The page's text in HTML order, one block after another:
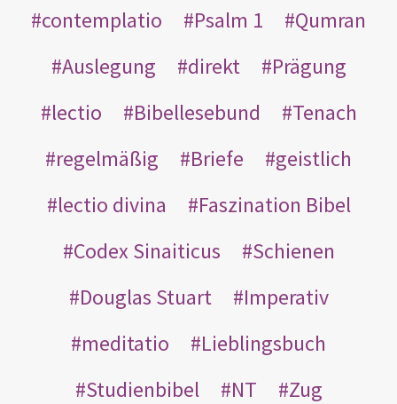
contemplatio
Psalm 1
Qumran
Auslegung
direkt
Prägung
lectio
Bibellesebund
Tenach
regelmäßig
Briefe
geistlich
lectio divina
Faszination Bibel
Codex Sinaiticus
Schienen
Douglas Stuart
Imperativ
meditatio
Lieblingsbuch
Studienbibel
NT
Zug